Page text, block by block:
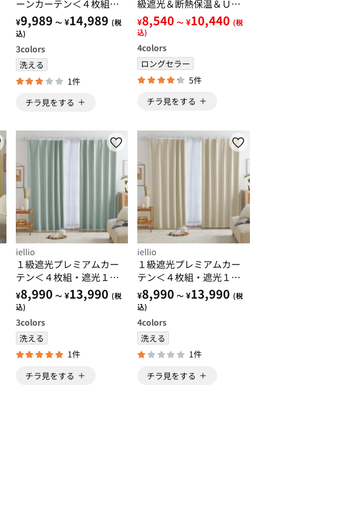
ーンカーテン＜４枚組・
遮光１級・無地・洗え
る・形状記憶加工・新生
活・イージーオーダー＞
¥9,989 ～ ¥14,989 (税
込)
3colors
洗える
1件
チラ見をする
級遮光＆断熱保温＆ＵＶ
見えにくいレース付カー
テンセット＜イージーオ
ーダー・無地・新生活・
グレー＞
¥8,540 ～ ¥10,440 (税
込)
4colors
ロングセラー
5件
チラ見をする
iellio
１級遮光プレミアムカー
テン＜４枚組・遮光１
級・無地・洗える・形状
記憶加工・新生活・イー
ジーオーダー＞
¥8,990 ～ ¥13,990 (税
込)
3colors
洗える
1件
チラ見をする
iellio
１級遮光プレミアムカー
テン＜４枚組・遮光１
級・無地・洗える・形状
記憶加工・新生活・イー
ジーオーダー＞
¥8,990 ～ ¥13,990 (税
込)
4colors
洗える
1件
チラ見をする